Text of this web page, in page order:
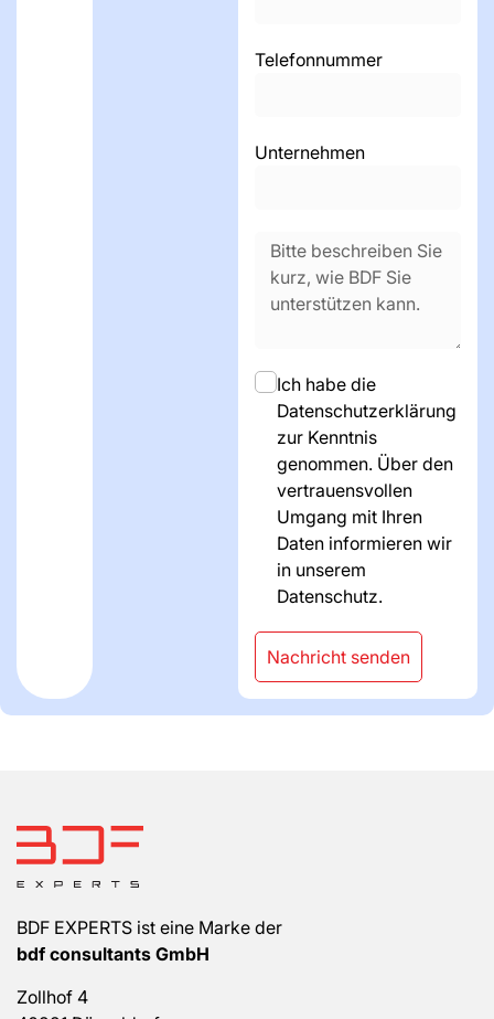
Telefonnummer
Unternehmen
Ich habe die
Datenschutzerklärung
zur Kenntnis
genommen. Über den
vertrauensvollen
Umgang mit Ihren
Daten informieren wir
in unserem
Datenschutz.
Nachricht senden
BDF EXPERTS ist eine Marke der
bdf consultants GmbH
Zollhof 4